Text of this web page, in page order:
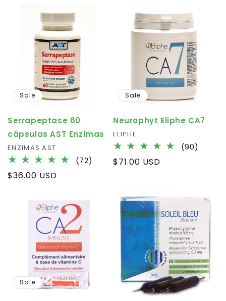
Sale
Serrapeptase 60
cápsulas AST Enzimas
Vendor:
ENZIMAS AST
(72)
Regular
$36.00 USD
Sale
Neurophyt Eliphe CA7
Vendor:
ELIPHE
(90)
Regular
$71.00 USD
Sale